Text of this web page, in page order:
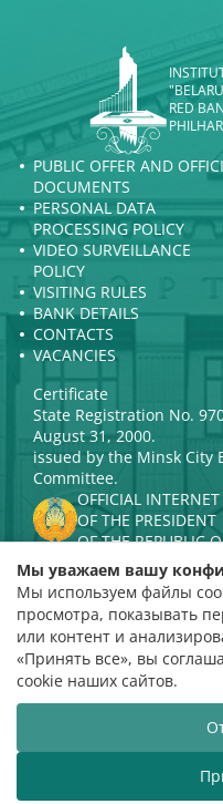
RED
PUBLIC OFFER AND
DOCUMENTS
PERSONAL DATA
PROCESSING POLICY
VIDEO SURVEILLANCE
POLICY
VISITING RULES
BANK DETAILS
CONTACTS
VACANCIES
Certificate
State Registration No.
August 31, 2000.
issued by the Minsk City
Committee.
OFFICIAL INTERNET
OF THE PRESIDENT
OF THE REPUBLIC
MINISTRY OF
REPUBLIC OF
PORTAL
RATING
Rating 4.9
based on 112 reviews
The
Мы уважаем вашу
Мы используем файлы
просмотра, показывать
или контент и
«Принять все», вы
cookie наших сайтов.